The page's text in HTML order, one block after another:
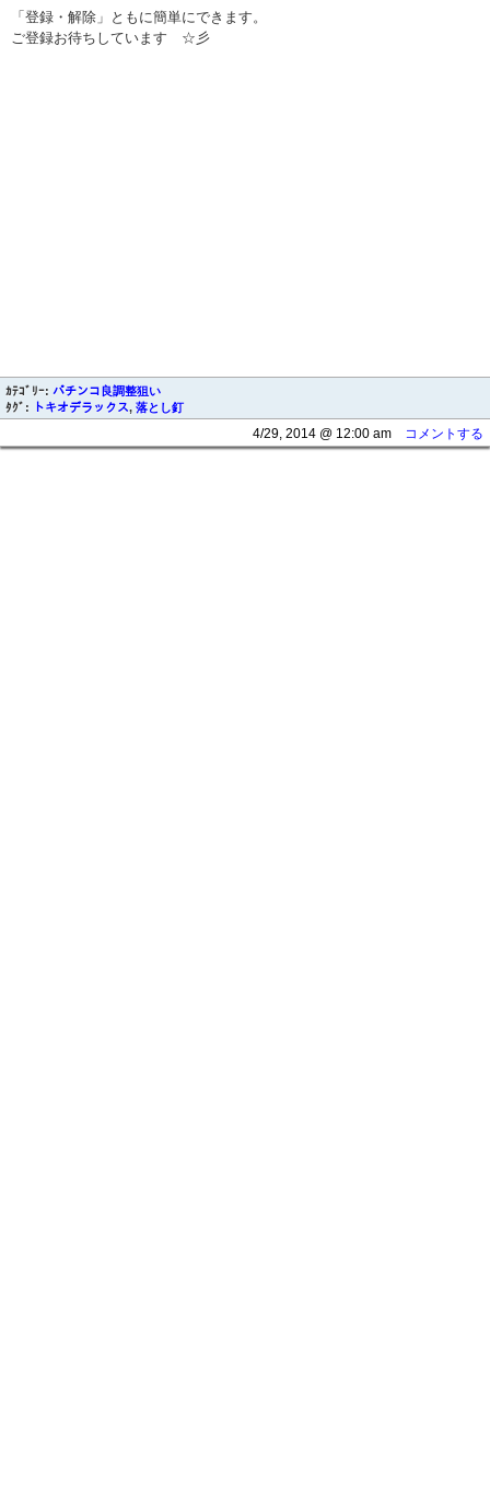
「登録・解除」ともに簡単にできます。
ご登録お待ちしています ☆彡
ｶﾃｺﾞﾘｰ: パチンコ良調整狙い
ﾀｸﾞ:
トキオデラックス, 落とし釘
4/29, 2014 @ 12:00 am コメントする